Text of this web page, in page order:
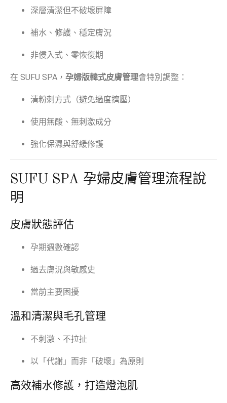
深層清潔但不破壞屏障
補水、修護、穩定膚況
非侵入式、零恢復期
在 SUFU SPA， 孕婦版韓式皮膚管理會特別調整：
清粉刺方式（避免過度擠壓）
使用無酸、無刺激成分
強化保濕與舒緩修護
SUFU SPA 孕婦皮膚管理流程說
明
皮膚狀態評估
孕期週數確認
過去膚況與敏感史
當前主要困擾
溫和清潔與毛孔管理
不刺激、不拉扯
以「代謝」而非「破壞」為原則
高效補水修護，打造燈泡肌